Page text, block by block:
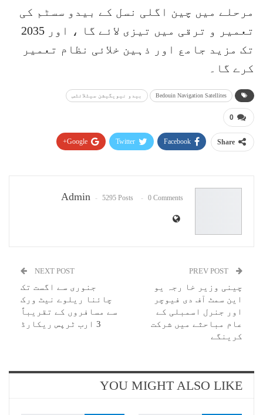
مرحلے میں چین اگلی نسل کے بیدو سسٹم کی
تعمیر و ترقی میں تیزی لائے گا ، اور 2035
تک مزید جامع اور ذہین خلائی نظام تعمیر
کرے گا۔
Bedouin Navigation Satellites بیدو نیویگیشن سیٹلائٹس
0
Share
Facebook
Twitter
Google+
Admin 5295 Posts 0 Comments
چینی وزیر خا رجہ یو
این سمٹ آف دی فیوچر
اور جنرل اسمبلی کے
عام مباحثے میں شرکت
کرینگے
NEXT POST
جنوری سے اگست تک
چائنا ریلوے نیٹ ورک
سے مسافروں کے تقریباً
3 ارب ٹرپس ریکارڈ
YOU MIGHT ALSO LIKE